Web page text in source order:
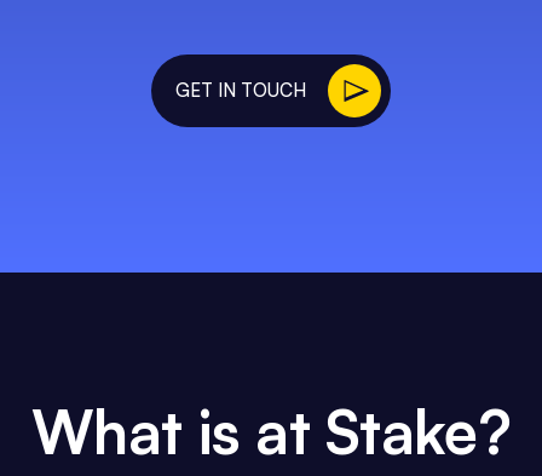
GET IN TOUCH
What is at Stake?